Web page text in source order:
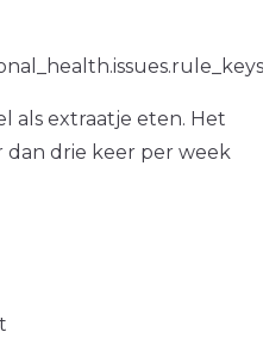
als extraatje eten. Het
dan drie keer per week